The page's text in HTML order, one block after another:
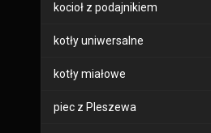
kocioł z podajnikiem
kotły uniwersalne
kotły miałowe
piec z Pleszewa